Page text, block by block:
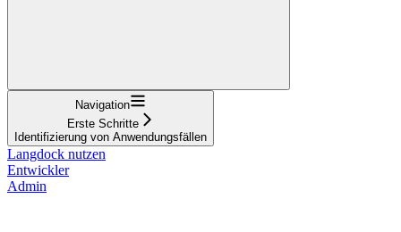
Navigation
Erste Schritte
Identifizierung von Anwendungsfällen
Langdock nutzen
Entwickler
Admin